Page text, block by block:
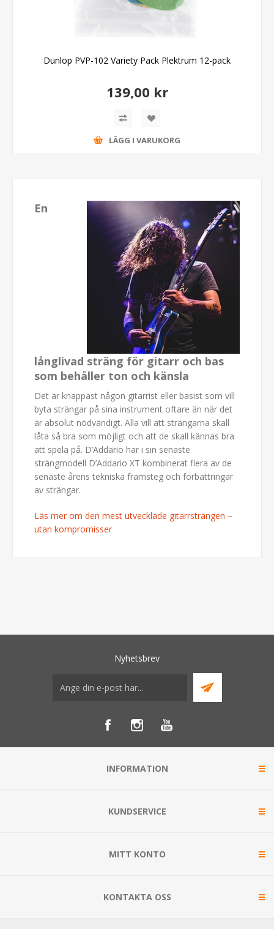
Dunlop PVP-102 Variety Pack Plektrum 12-pack
139,00 kr
LÄGG I VARUKORG
En
långlivad sträng för gitarr och bas
som behåller ton och känsla
Det är knappast någon gitarrist eller basist som vill
byta strängar på sina instrument oftare än när det
är absolut nödvändigt. Alla vill att strängarna skall
låta så bra som möjligt och att de skall kännas bra
att spela på. D’Addario har i sin senaste
strängmodell D’Addario XT kombinerat flera av de
senaste årens tekniska framsteg och förbättringar
av strängar.
Läs mer om den mest utvecklade gitarrsträngen –
utan kompromisser
Nyhetsbrev
INFORMATION
KUNDSERVICE
MITT KONTO
KONTAKTA OSS